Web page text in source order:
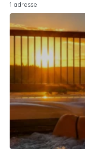
1 adresse